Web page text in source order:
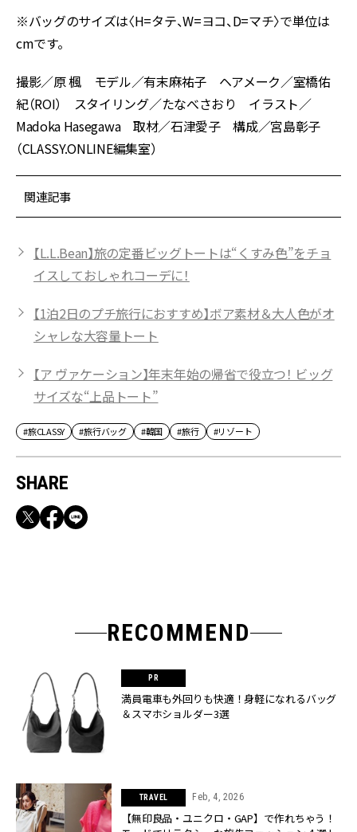
※バッグのサイズは〈H=タテ、W=ヨコ、D=マチ〉で単位は
cmです。
撮影／原 楓 モデル／有末麻祐子 ヘアメーク／室橋佑
紀（ROI） スタイリング／たなべさおり イラスト／
Madoka Hasegawa 取材／石津愛子 構成／宮島彰子
（CLASSY.ONLINE編集室）
関連記事
【L.L.Bean】旅の定番ビッグトートは“くすみ色”をチョ
イスしておしゃれコーデに！
【1泊2日のプチ旅行におすすめ】ボア素材＆大人色がオ
シャレな大容量トート
【ア ヴァケーション】年末年始の帰省で役立つ！ ビッグ
サイズな“上品トート”
#旅CLASSY #旅行バッグ #韓国 #旅行 #リゾート
SHARE
RECOMMEND
満員電車も外回りも快適！身軽になれるバッグ
＆スマホショルダー3選
TRAVEL Feb, 4, 2026
【無印良品・ユニクロ・GAP】で作れちゃう！